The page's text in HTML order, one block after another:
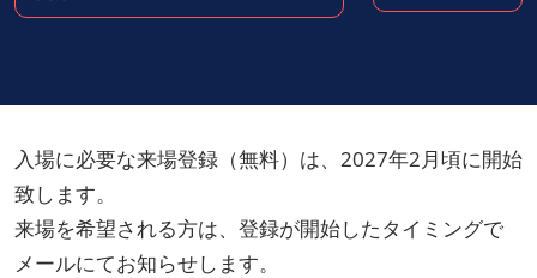
入場に必要な来場登録（無料）は、2027年2月頃に開始
致します。
来場を希望される方は、登録が開始したタイミングで
メールにてお知らせします。